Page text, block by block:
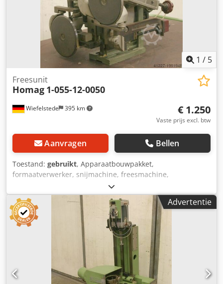
1 / 5
Wiefelstede 395 km
Freesunit
Homag 1-055-12-0050
€ 1.250
Vaste prijs excl. btw
Aanvragen Bellen
Toestand: gebruikt, Apparaatbouwpakket,
formaatverwerker, snijmachine, freesmachine,
profielfreesmachine, voegenfreesmachine, snijmachine,
dubbelzijdige profiler, kantenbewerkingsmachine,
scoremotor, versnipperaarmotor, freesmotor voor
kantenbewerkingsmachine Dsdpfeb R Hkpex Adieck -
HOMAG freesunit: u kunt korting, groef en profiel
aanbrengen. -met sleutel: van 2 zijden elk -Freestoestel:
draaibaar -1x motoren Perske -Vermogen kW -Voltage: volts
-Frequentie: Hz -Snelheid: rpm -andere motoren met
andere diensten op voorraad tegen een meerprijs -Maten:
650/520/H600 mm -gewicht: 80 kg
Advertentie